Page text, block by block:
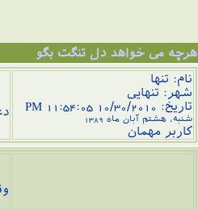
هرچه می خواهد دل تنگت بگو
نام: تنها
شهر: تنهایی
تاریخ: 10/30/2010 11:54:05 PM
شنبه، هشتم آبان ماه 1389
کاربر مهمان